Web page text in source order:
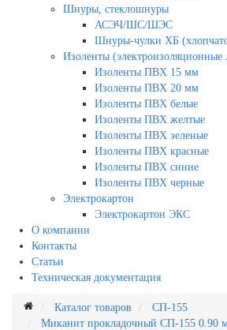
Шнуры, стеклошнуры
АСЭЧ/ШС/ШЭС
Шнуры-чулки ХБ
Изоленты (электроизоляционные
Изоленты ПВХ 15 мм
Изоленты ПВХ 20 мм
Изоленты ПВХ белые
Изоленты ПВХ желтые
Изоленты ПВХ зеленые
Изоленты ПВХ красные
Изоленты ПВХ синие
Изоленты ПВХ черные
Электрокартон
Электрокартон ЭКС
О компании
Контакты
Статьи
Техническая документация
Каталог товаров
СП-155
Миканит прокладочный СП-155 0.90